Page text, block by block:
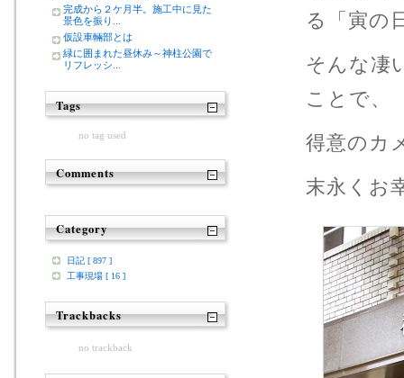
る「寅の
そんな凄
ことで、
得意のカ
末永くお
完成から２ケ月半。施工中に見た
景色を振り...
仮設車輛部とは
緑に囲まれた昼休み～神柱公園で
リフレッシ...
Tags
no tag used
Comments
Category
日記 [ 897 ]
工事現場 [ 16 ]
Trackbacks
no trackback